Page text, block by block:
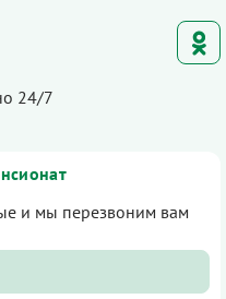
24/7
и мы перезвоним вам